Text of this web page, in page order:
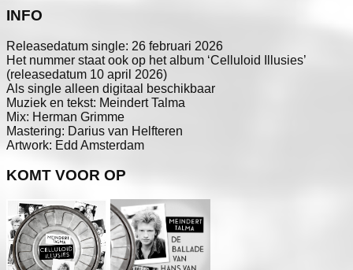
INFO
Releasedatum single: 26 februari 2026
Het nummer staat ook op het album ‘Celluloid Illusies’
(releasedatum 10 april 2026)
Als single alleen digitaal beschikbaar
Muziek en tekst: Meindert Talma
Mix: Herman Grimme
Mastering: Darius van Helfteren
Artwork: Edd Amsterdam
KOMT VOOR OP